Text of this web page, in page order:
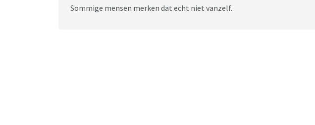
Sommige mensen merken dat echt niet vanzelf.